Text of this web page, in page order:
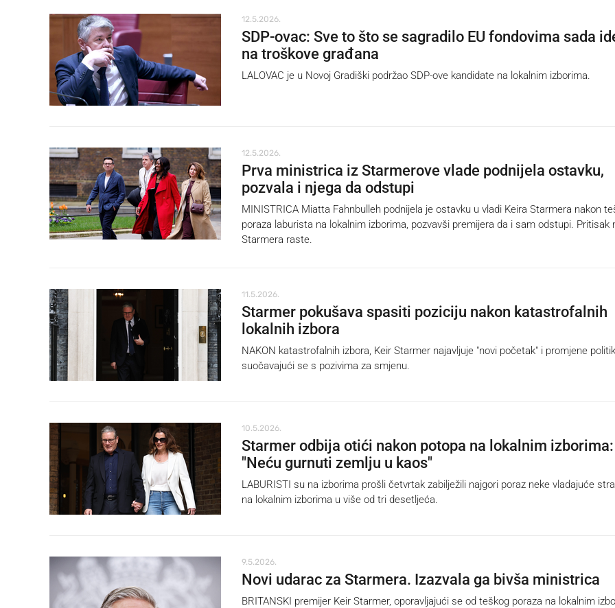
12.5.2026.
SDP-ovac: Sve to što se sagradilo EU fondovima sada
na troškove građana
LALOVAC je u Novoj Gradiški podržao SDP-ove kandidate na lokalnim izborima.
12.5.2026.
Prva ministrica iz Starmerove vlade podnijela ostavku,
pozvala i njega da odstupi
MINISTRICA Miatta Fahnbulleh podnijela je ostavku u vladi Keira Starmera nakon
poraza laburista na lokalnim izborima, pozvavši premijera da i sam odstupi. Pritisak
Starmera raste.
11.5.2026.
Starmer pokušava spasiti poziciju nakon katastrofalnih
lokalnih izbora
NAKON katastrofalnih izbora, Keir Starmer najavljuje "novi početak" i promjene
suočavajući se s pozivima za smjenu.
10.5.2026.
Starmer odbija otići nakon potopa na lokalnim izborima:
"Neću gurnuti zemlju u kaos"
LABURISTI su na izborima prošli četvrtak zabilježili najgori poraz neke vladajuće
na lokalnim izborima u više od tri desetljeća.
9.5.2026.
Novi udarac za Starmera. Izazvala ga bivša ministrica
BRITANSKI premijer Keir Starmer, oporavljajući se od teškog poraza na lokalnim